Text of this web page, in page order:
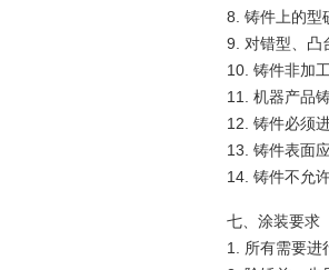
8. 铸件上的型
9. 对错型、凸
10. 铸件非加
11. 机器产品
12. 铸件必须
13. 铸件表面
14. 铸件不允
七、涂装要求
1. 所有需要进